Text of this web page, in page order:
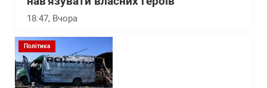
18:47, Вчора
Політика